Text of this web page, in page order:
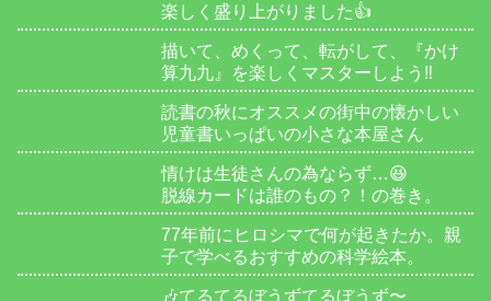
楽しく盛り上がりました👍
描いて、めくって、転がして、『かけ
算九九』を楽しくマスターしよう‼️
読書の秋にオススメの街中の懐かしい
児童書いっぱいの小さな本屋さん
情けは生徒さんの為ならず…😆
脱線カードは誰のもの？！の巻き。
77年前にヒロシマで何が起きたか。親
子で学べるおすすめの科学絵本。
🎶てるてるぼうずてるぼうず〜